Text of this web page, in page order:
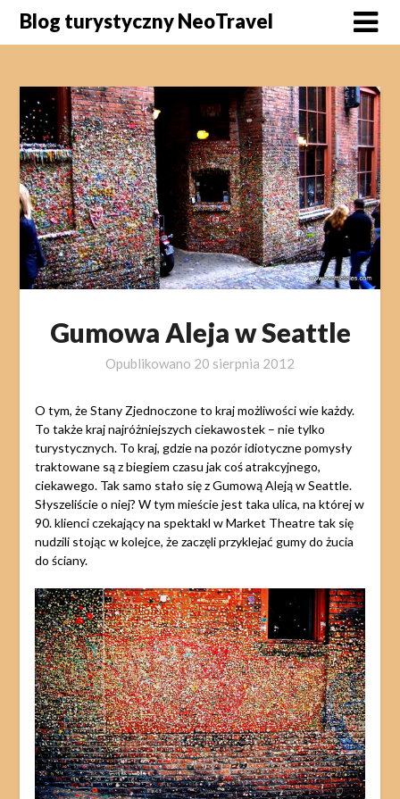
SkipBlog turystyczny NeoTravel
Gumowa Aleja w Seattle
Opublikowano 20 sierpnia 2012
O tym, że Stany Zjednoczone to kraj możliwości wie każdy.
To także kraj najróżniejszych ciekawostek – nie tylko
turystycznych. To kraj, gdzie na pozór idiotyczne pomysły
traktowane są z biegiem czasu jak coś atrakcyjnego,
ciekawego. Tak samo stało się z Gumową Aleją w Seattle.
Słyszeliście o niej? W tym mieście jest taka ulica, na której w
90. klienci czekający na spektakl w Market Theatre tak się
nudzili stojąc w kolejce, że zaczęli przyklejać gumy do żucia
do ściany.